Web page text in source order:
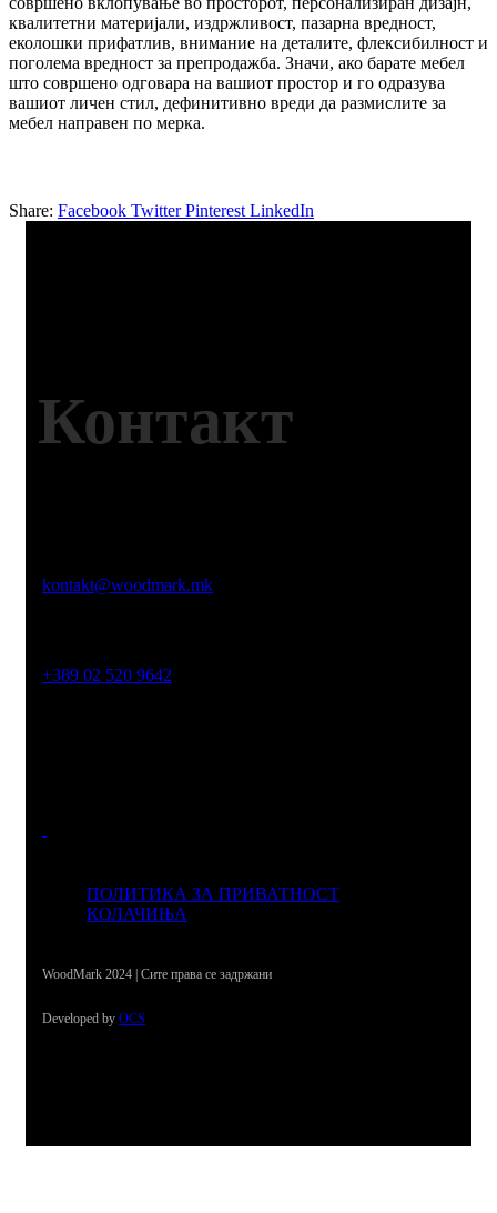
квалитетни материјали, издржливост, пазарна вредност,
еколошки прифатлив, внимание на деталите, флексибилност и
поголема вредност за препродажба. Значи, ако барате мебел
што совршено одговара на вашиот простор и го одразува
вашиот личен стил, дефинитивно вреди да размислите за
мебел направен по мерка.
Share: Facebook TwitterPinterestLinkedIn
Контакт
kontakt@woodmark.mk
+389 02 520 9642
ПОЛИТИКА ЗА ПРИВАТНОСТ
КОЛАЧИЊА
WoodMark 2024 | Сите права се задржани
Developed by OCS